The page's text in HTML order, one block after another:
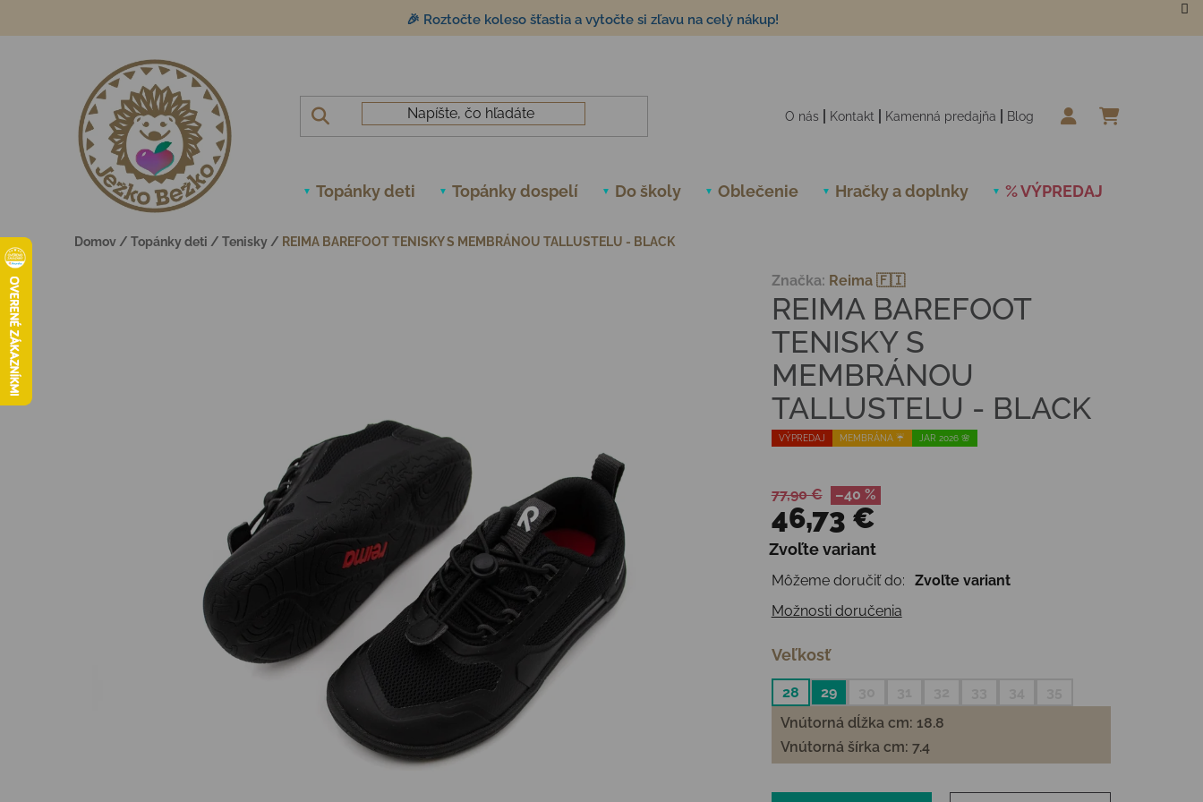
🎉 Roztočte koleso šťastia a vytočte si zľavu na celý nákup!
O nás Kontakt Kamenná predajňa Blog
Topánky deti Topánky dospelí Do školy Oblečenie Hračky a doplnky % VÝPREDAJ
Domov / Topánky deti / Tenisky / REIMA BAREFOOT TENISKY S MEMBRÁNOU TALLUSTELU - BLACK
VÝPREDAJ MEMBRÁNA ☔️ JAR 2026 🌸
REIMA BAREFOOT
TENISKY S
MEMBRÁNOU
TALLUSTELU - BLACK
Značka: Reima 🇫🇮
77,90 € –40 %
46,73 €
Jednotková cena:
Zvoľte variant
Môžeme doručiť do:
Zvoľte variant
Možnosti doručenia
Veľkosť
28 29
Vnútorná dĺžka cm: 18.8
Vnútorná šírka cm: 7.4